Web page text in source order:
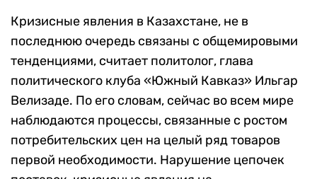
Кризисные явления в Казахстане, не в
последнюю очередь связаны с общемировыми
тенденциями, считает политолог, глава
политического клуба «Южный Кавказ» Ильгар
Велизаде. По его словам, сейчас во всем мире
наблюдаются процессы, связанные с ростом
потребительских цен на целый ряд товаров
первой необходимости. Нарушение цепочек